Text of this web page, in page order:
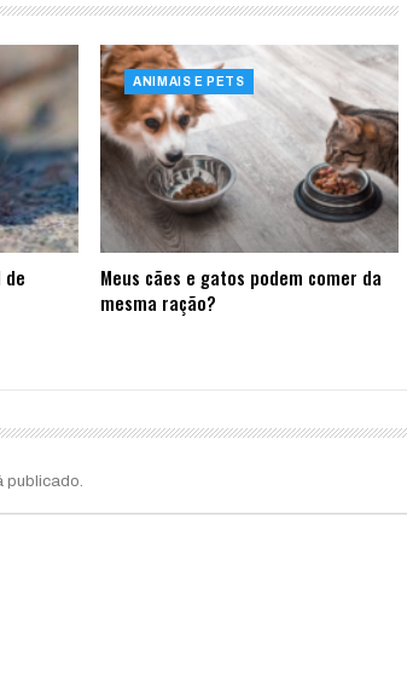
ANIMAIS E PETS
Meus cães e gatos podem comer da
mesma ração?
publicado.